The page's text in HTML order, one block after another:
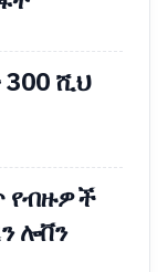
ሺህ
የብዙዎች
ሎቨን